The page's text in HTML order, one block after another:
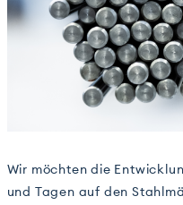
Wir möchten die
und Tagen auf den